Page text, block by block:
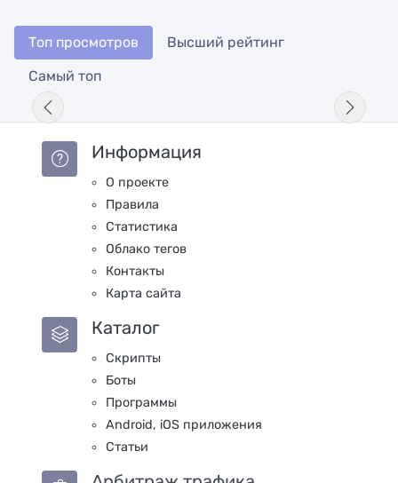
Топ просмотров
Высший рейтинг
Самый топ
Информация
О проекте
Правила
Статистика
Облако тегов
Контакты
Карта сайта
Каталог
Скрипты
Боты
Программы
Android, iOS приложения
Статьи